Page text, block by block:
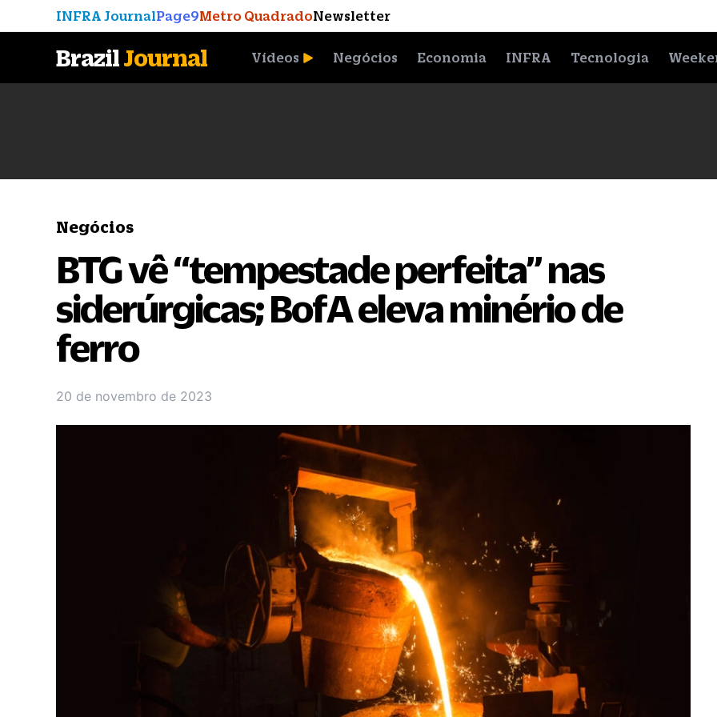
INFRA JournalPage9Metro QuadradoNewsletter
BrazilJournal Vídeos Negócios Economia INFRA Tecnologia
Negócios
BTG vê “tempestade perfeita” nas
siderúrgicas; BofA eleva minério de
ferro
20 de novembro de 2023